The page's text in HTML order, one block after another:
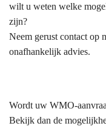
wilt u weten welke
zijn?
Neem gerust contact op
onafhankelijk advies.
Wordt uw WMO-
Bekijk dan de